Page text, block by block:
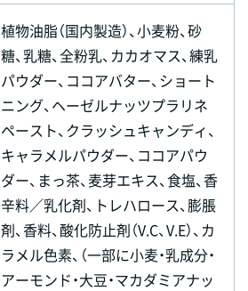
植物油脂（国内製造）、小麦粉、砂
糖、乳糖、全粉乳、カカオマス、練乳
パウダー、ココアバター、ショート
ニング、ヘーゼルナッツプラリネ
ペースト、クラッシュキャンディ、
キャラメルパウダー、ココアパウ
ダー、まっ茶、麦芽エキス、食塩、香
辛料／乳化剤、トレハロース、膨脹
剤、香料、酸化防止剤（V.C、V.E）、カ
ラメル色素、（一部に小麦・乳成分・
アーモンド・大豆・マカダミアナッ